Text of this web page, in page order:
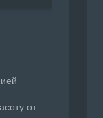
от